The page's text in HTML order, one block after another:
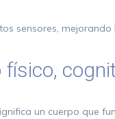
sensores,
un cuerpo que